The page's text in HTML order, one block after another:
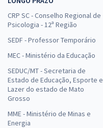
CRP SC - Conselho Regional de
Psicologia - 12ª Região
SEDF - Professor Temporário
MEC - Ministério da Educação
SEDUC/MT - Secretaria de
Estado de Educação, Esporte e
Lazer do estado de Mato
Grosso
MME - Ministério de Minas e
Energia